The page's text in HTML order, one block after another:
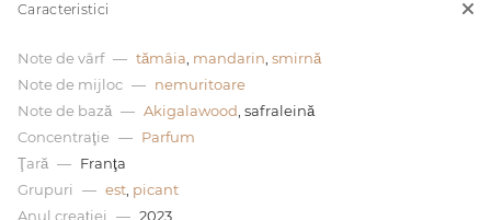
de lei
Caracteristici
Note de vârf — tămâia mandarin smirnă
Note de mijloc — nemuritoare
Note de bază — Akigalawood , safraleină
Concentraţie — Parfum
Ţară — Franţa
Grupuri
— est picant
Anul creației
— 2023